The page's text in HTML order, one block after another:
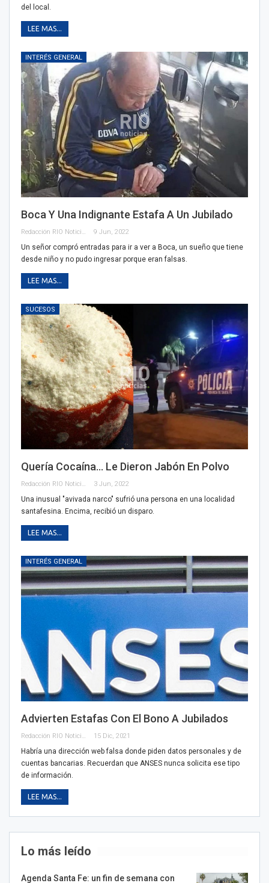
del local.
LEE MAS...
INTERÉS GENERAL
Boca Y Una Indignante Estafa A Un Jubilado
Redacción RIO Noticias 9 Jun, 2022
Un señor compró entradas para ir a ver a Boca, un sueño que tiene
desde niño y no pudo ingresar porque eran falsas.
LEE MAS...
SUCESOS
Quería Cocaína… Le Dieron Jabón En Polvo
Redacción RIO Noticias 3 Jun, 2022
Una inusual "avivada narco" sufrió una persona en una localidad
santafesina. Encima, recibió un disparo.
LEE MAS...
INTERÉS GENERAL
Advierten Estafas Con El Bono A Jubilados
Redacción RIO Noticias 15 Dic, 2021
Habría una dirección web falsa donde piden datos personales y de
cuentas bancarias. Recuerdan que ANSES nunca solicita ese tipo
de información.
LEE MAS...
Lo más leído
Agenda Santa Fe: un fin de semana con